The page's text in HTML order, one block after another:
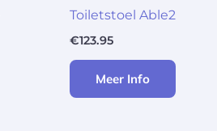
Toiletstoel Able2
€123.95
Meer Info